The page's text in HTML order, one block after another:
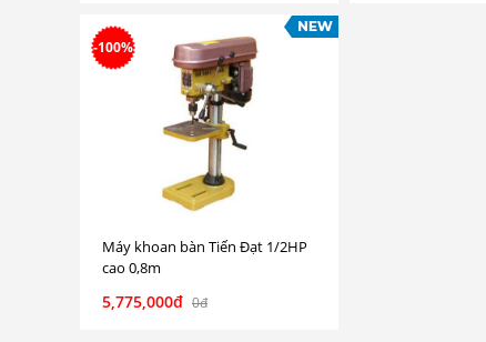
-100%
Máy khoan bàn Tiến Đạt 1/2HP
cao 0,8m
5,775,000đ 0đ